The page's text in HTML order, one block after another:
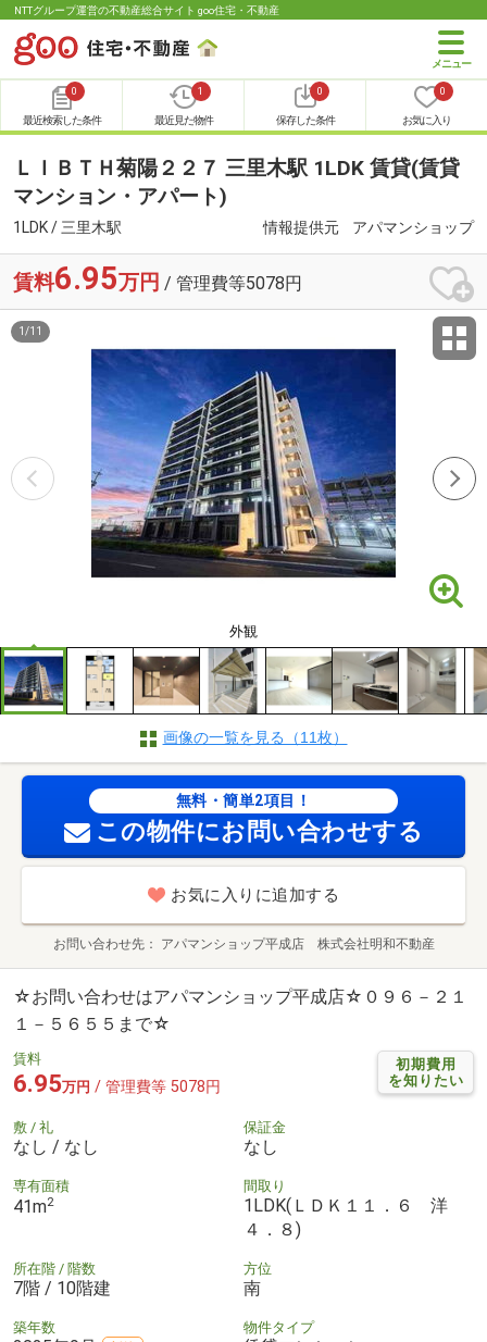
NTTグループ運営の不動産総合サイト goo住宅・不動産
0
最近検索した条件
1
最近見た物件
0
保存した条件
0
お気に入り
ＬＩＢＴＨ菊陽２２７ 三里木駅 1LDK 賃貸(賃貸
マンション・アパート)
1LDK / 三里木駅 情報提供元 アパマンショップ
賃料6.95万円 / 管理費等5078円
外観
1 /11
画像の一覧を見る（11枚）
無料・簡単2項目！
この物件にお問い合わせする
お気に入りに追加する
お問い合わせ先 アパマンショップ平成店 株式会社明和不動産
☆お問い合わせはアパマンショップ平成店☆０９６－２１
１－５６５５まで☆
初期費用
を知りたい
賃料
6.95万円 / 管理費等 5078円
敷 / 礼
なし / なし
保証金
なし
専有面積
41m2
間取り
1LDK(ＬＤＫ１１．６ 洋
４．８)
所在階 / 階数
7階 / 10階建
方位
南
築年数 物件タイプ